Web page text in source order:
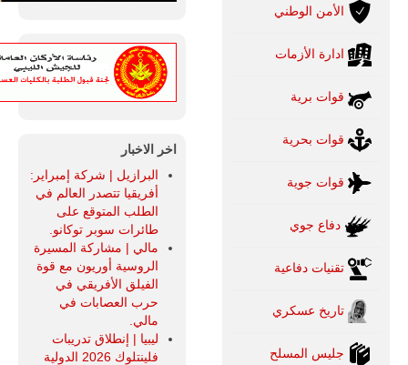
الأمن الوطني
ادارة الأزمات
قوات برية
قوات بحرية
قوات جوية
دفاع جوي
تقنيات دفاعية
تاريخ عسكري
جليس المسلح
اخر الاخبار
البرازيل | شركة إمبراير:
أفريقيا تتصدر العالم في
الطلب المتوقع على
طائرات سوبر توكانو.
مالي | مشاركة المسيرة
الروسية أوريون مع قوة
الفيلق الأفريقي في
حرب العصابات في
مالي.
ليبيا | إنطلاق تدريبات
فلينتلوك 2026 الدولية